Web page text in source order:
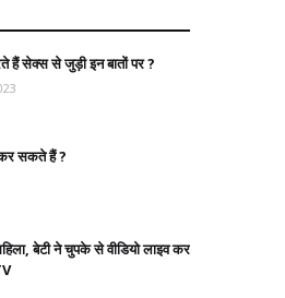
हैं सेक्स से जुड़ी इन बातों पर ?
सकते हैं ?
बेटी ने चुपके से वीडियो लाइव कर